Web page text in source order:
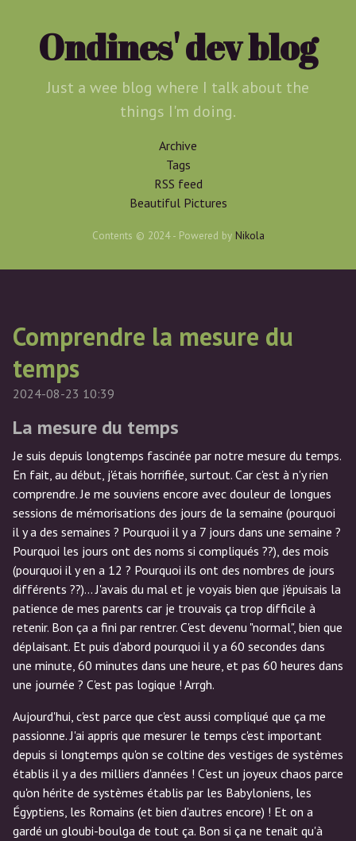
Ondines' dev blog
Just a wee blog where I talk about the
things I'm doing.
Archive
Tags
RSS feed
Beautiful Pictures
Contents © 2024- Powered by Nikola
Comprendre la mesure du
temps
2024-08-23 10:39
La mesure du temps
Je suis depuis longtemps fascinée par notre mesure du temps.
En fait, au début, j'étais horrifiée, surtout. Car c'est à n'y rien
comprendre. Je me souviens encore avec douleur de longues
sessions de mémorisations des jours de la semaine (pourquoi
il y a des semaines ? Pourquoi il y a 7 jours dans une semaine ?
Pourquoi les jours ont des noms si compliqués ??), des mois
(pourquoi il y en a 12 ? Pourquoi ils ont des nombres de jours
différents ??)... J'avais du mal et je voyais bien que j'épuisais la
patience de mes parents car je trouvais ça trop difficile à
retenir. Bon ça a fini par rentrer. C'est devenu "normal", bien que
déplaisant. Et puis d'abord pourquoi il y a 60 secondes dans
une minute, 60 minutes dans une heure, et pas 60 heures dans
une journée ? C'est pas logique ! Arrgh.
Aujourd'hui, c'est parce que c'est aussi compliqué que ça me
passionne. J'ai appris que mesurer le temps c'est important
depuis si longtemps qu'on se coltine des vestiges de systèmes
établis il y a des milliers d'années ! C'est un joyeux chaos parce
qu'on hérite de systèmes établis par les Babyloniens, les
Égyptiens, les Romains (et bien d'autres encore) ! Et on a
gardé un gloubi-boulga de tout ça. Bon si ça ne tenait qu'à